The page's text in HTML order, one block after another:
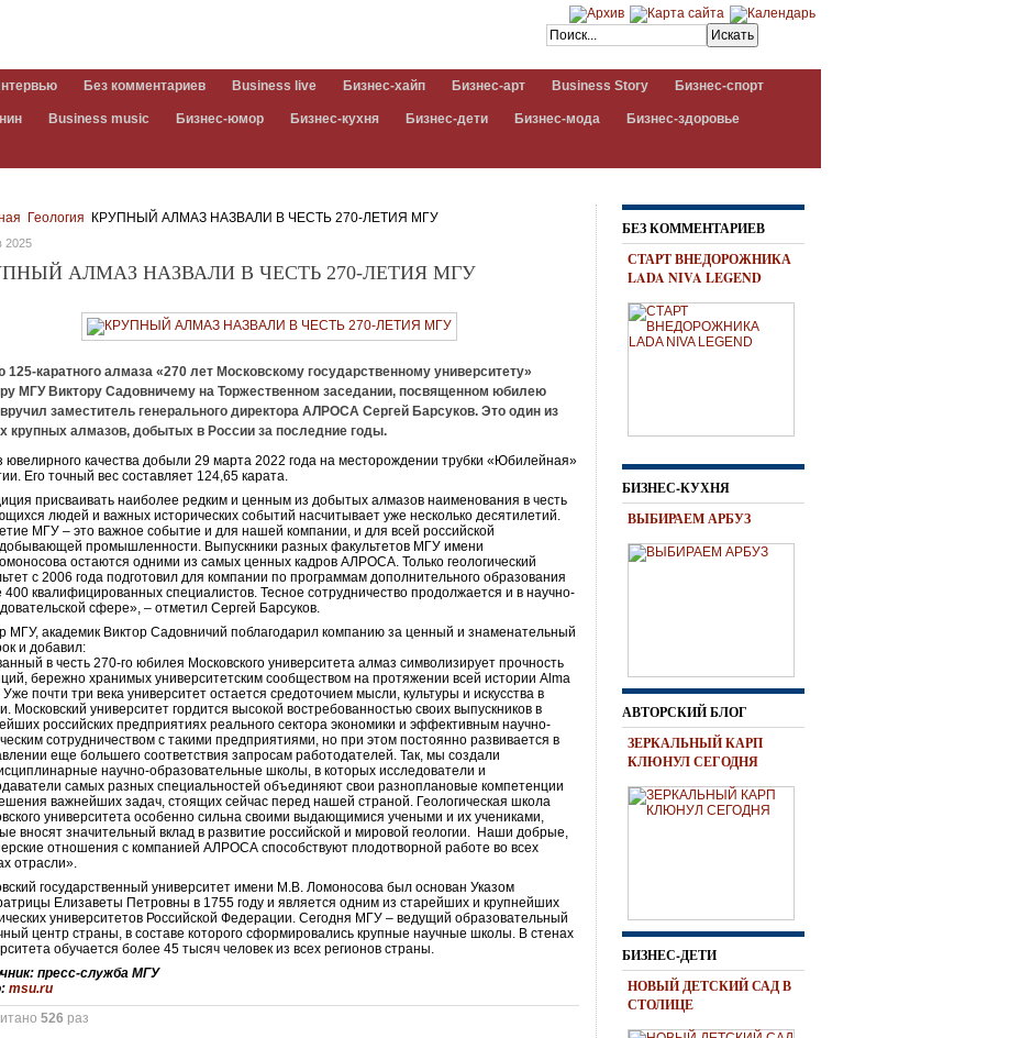
Без комментариев Business live Бизнес-хайп Бизнес-арт Business Story Бизнес-спорт
Business music Бизнес-юмор Бизнес-кухня Бизнес-дети Бизнес-мода Бизнес-здоровье
Геология КРУПНЫЙ АЛМАЗ НАЗВАЛИ В ЧЕСТЬ 270-ЛЕТИЯ МГУ
2025
АЛМАЗ НАЗВАЛИ В ЧЕСТЬ 270-ЛЕТИЯ МГУ
125-каратного алмаза «270 лет Московскому государственному университету»
МГУ Виктору Садовничему на Торжественном заседании, посвященном юбилею
заместитель генерального директора АЛРОСА Сергей Барсуков. Это один из
крупных алмазов, добытых в России за последние годы.
ювелирного качества добыли 29 марта 2022 года на месторождении трубки «Юбилейная»
Его точный вес составляет 124,65 карата.
присваивать наиболее редким и ценным из добытых алмазов наименования в честь
людей и важных исторических событий насчитывает уже несколько десятилетий.
МГУ – это важное событие и для нашей компании, и для всей российской
промышленности. Выпускники разных факультетов МГУ имени
остаются одними из самых ценных кадров АЛРОСА. Только геологический
с 2006 года подготовил для компании по программам дополнительного образования
400 квалифицированных специалистов. Тесное сотрудничество продолжается и в научно-
сфере», – отметил Сергей Барсуков.
МГУ, академик Виктор Садовничий поблагодарил компанию за ценный и знаменательный
и добавил:
в честь 270-го юбилея Московского университета алмаз символизирует прочность
бережно хранимых университетским сообществом на протяжении всей истории Alma
Уже почти три века университет остается средоточием мысли, культуры и искусства в
Московский университет гордится высокой востребованностью своих выпускников в
российских предприятиях реального сектора экономики и эффективным научно-
сотрудничеством с такими предприятиями, но при этом постоянно развивается в
еще большего соответствия запросам работодателей. Так, мы создали
научно-образовательные школы, в которых исследователи и
самых разных специальностей объединяют свои разноплановые компетенции
важнейших задач, стоящих сейчас перед нашей страной. Геологическая школа
университета особенно сильна своими выдающимися учеными и их учениками,
вносят значительный вклад в развитие российской и мировой геологии. Наши добрые,
отношения с компанией АЛРОСА способствуют плодотворной работе во всех
отрасли».
государственный университет имени М.В. Ломоносова был основан Указом
Елизаветы Петровны в 1755 году и является одним из старейших и крупнейших
университетов Российской Федерации. Сегодня МГУ – ведущий образовательный
центр страны, в составе которого сформировались крупные научные школы. В стенах
обучается более 45 тысяч человек из всех регионов страны.
пресс-служба МГУ
msu.ru
526 раз
БЕЗ КОММЕНТАРИЕВ
СТАРТ ВНЕДОРОЖНИКА
LADA NIVA LEGEND
БИЗНЕС-КУХНЯ
ВЫБИРАЕМ АРБУЗ
АВТОРСКИЙ БЛОГ
ЗЕРКАЛЬНЫЙ КАРП
КЛЮНУЛ СЕГОДНЯ
БИЗНЕС-ДЕТИ
НОВЫЙ ДЕТСКИЙ САД В
СТОЛИЦЕ